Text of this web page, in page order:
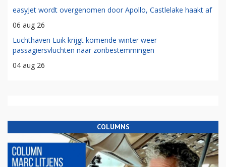
easyJet wordt overgenomen door Apollo, Castlelake haakt af
06 aug 26
Luchthaven Luik krijgt komende winter weer
passagiersvluchten naar zonbestemmingen
04 aug 26
COLUMNS